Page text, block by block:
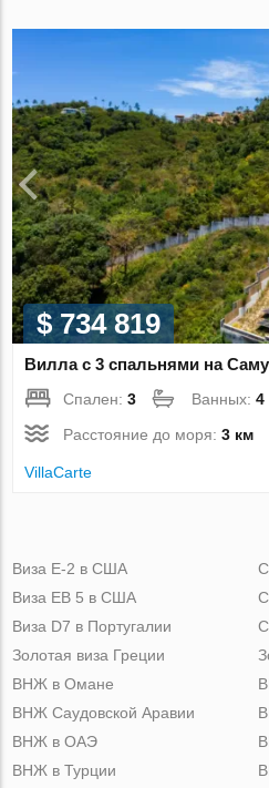
$ 734 819
Вилла с 3 спальнями на
Спален:3 Ванных:4
Расстояние до моря:3 км
VillaСarte
Виза Е-2 в США
Виза ЕВ 5 в США
Виза D7 в Португалии
Золотая виза Греции
ВНЖ в Омане
ВНЖ Саудовской Аравии
ВНЖ в ОАЭ
ВНЖ в Турции